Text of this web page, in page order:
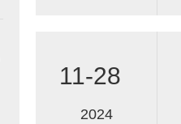
11-28
2024